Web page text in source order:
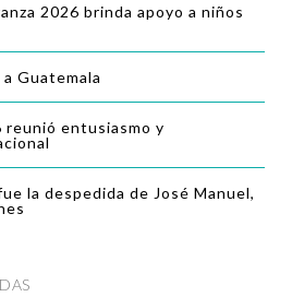
2026 brinda apoyo a niños
Guatemala
reunió entusiasmo y
la despedida de José Manuel,